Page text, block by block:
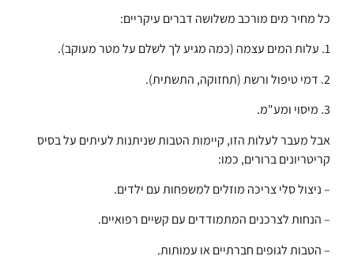
כל מחיר מים מורכב משלושה דברים עיקריים:
1. עלות המים עצמה (כמה מגיע לך לשלם על מטר מעוקב).
2. דמי טיפול ורשת (תחזוקה, התשתית).
3. מיסוי ומע"מ.
אבל מעבר לעלות הזו, קיימות הטבות שניתנות לעיתים על בסיס
קריטריונים ברורים, כמו:
– ניצול סלי צריכה מוזלים למשפחות עם ילדים.
– הנחות לצרכנים המתמודדים עם קשיים רפואיים.
– הטבות לגופים חברתיים או עמותות.